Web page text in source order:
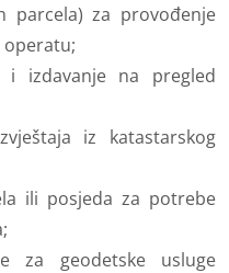
parcela) za provođenje
i izdavanje na pregled
iz katastarskog
ili posjeda za potrebe
za geodetske usluge